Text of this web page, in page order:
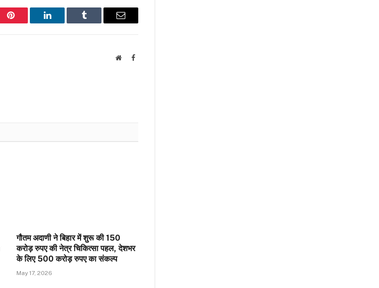
Pinterest LinkedIn Tumblr Email
WebsiteFacebook
गौतम अदाणी ने बिहार में शुरू की 150
करोड़ रुपए की नेत्र चिकित्सा पहल, देशभर
के लिए 500 करोड़ रुपए का संकल्प
May 17, 2026